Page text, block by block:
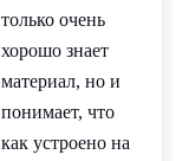
только очень
хорошо знает
материал, но и
понимает, что
как устроено на